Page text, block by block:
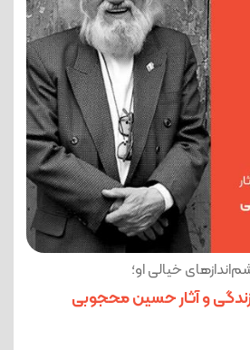
خیالی او؛
و آثار حسین محجوبی